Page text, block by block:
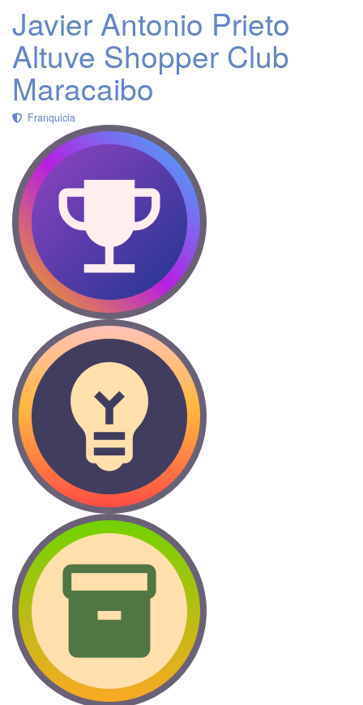
Javier Antonio Prieto
Altuve Shopper Club
Maracaibo
Franquicia